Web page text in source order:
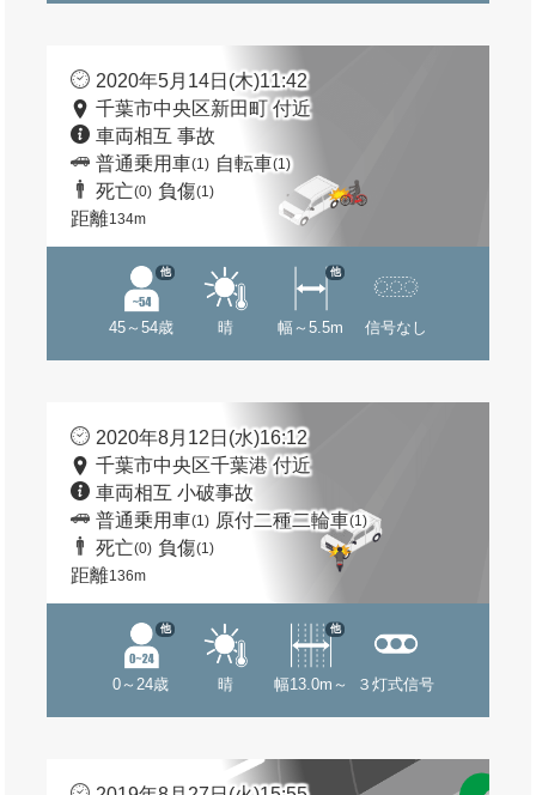
2020年5月14日(木)11:42
千葉市中央区新田町 付近
車両相互 事故
普通乗用車(1) 自転車(1)
死亡(0) 負傷(1)
距離134m
45～54歳
他
晴 幅～5.5m
他
信号なし
2020年8月12日(水)16:12
千葉市中央区千葉港 付近
車両相互 小破事故
普通乗用車(1) 原付二種二輪車(1)
死亡(0) 負傷(1)
距離136m
0～24歳
他
晴 幅13.0m～
他
３灯式信号